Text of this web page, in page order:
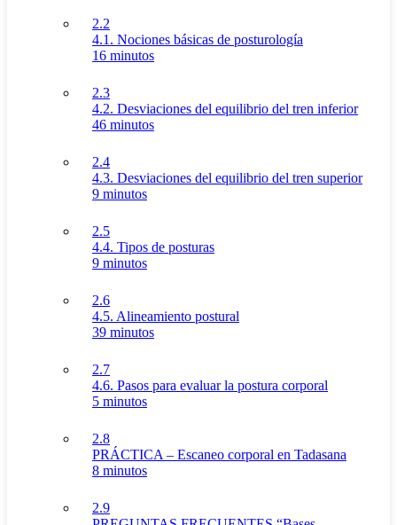
2.2
4.1. Nociones básicas de posturología
16 minutos
2.3
4.2. Desviaciones del equilibrio del tren inferior
46 minutos
2.4
4.3. Desviaciones del equilibrio del tren superior
9 minutos
2.5
4.4. Tipos de posturas
9 minutos
2.6
4.5. Alineamiento postural
39 minutos
2.7
4.6. Pasos para evaluar la postura corporal
5 minutos
2.8
PRÁCTICA – Escaneo corporal en Tadasana
8 minutos
2.9